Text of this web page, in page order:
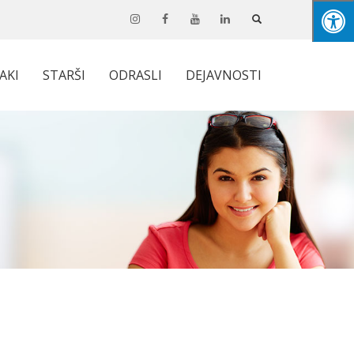
STARŠI ODRASLI DEJAVNOSTI